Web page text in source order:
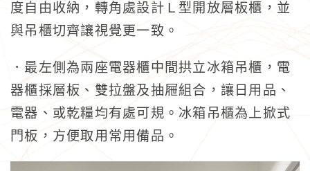
度自由收納，轉角處設計Ｌ型開放層板櫃，並
與吊櫃切齊讓視覺更一致。
．最左側為兩座電器櫃中間拱立冰箱吊櫃，電
器櫃採層板、雙拉盤及抽屜組合，讓日用品、
電器、或乾糧均有處可規。冰箱吊櫃為上掀式
門板，方便取用常用備品。